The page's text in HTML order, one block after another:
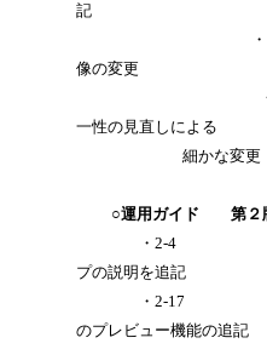
記
・デザイン
像の変更
・その他、
一性の見直しによる
細かな変更
○運用ガイド 第２
・2-4 利用者
プの説明を追記
・2-17 利用開
のプレビュー機能の追記